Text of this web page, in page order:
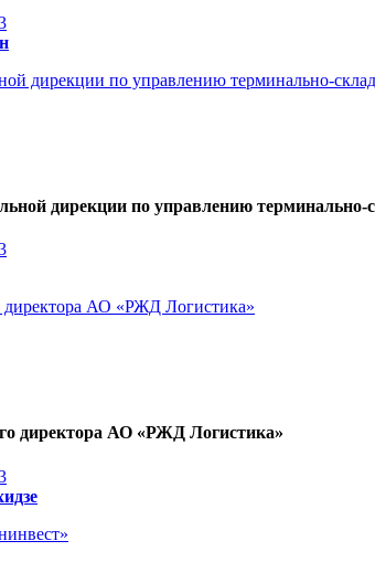
дирекции по управлению терминально-
дирекции по управлению
директора АО «РЖД Логистика»
директора АО «РЖД Логистика»